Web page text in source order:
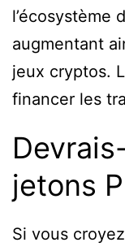
l’écosystème
augmentant
jeux cryptos.
financer les
jetons
Si vous